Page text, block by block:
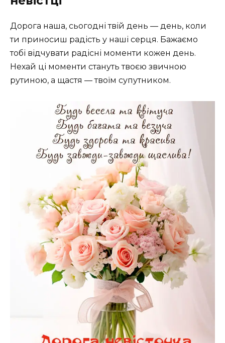
Дорога наша, сьогодні твій день — день, коли
ти приносиш радість у наші серця. Бажаємо
тобі відчувати радісні моменти кожен день.
Нехай ці моменти стануть твоєю звичною
рутиною, а щастя — твоїм супутником.